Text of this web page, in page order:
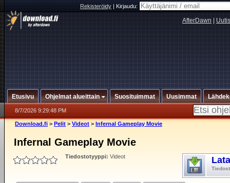
Rekisteröidy|Kirjaudu:
AfterDawn
Etusivu Ohjelmat alueittain Suosituimmat Uusimmat
8/7/2026 9:29:48 PM
Download.fi > Pelit > Videot > Infernal Gameplay Movie
Infernal Gameplay Movie
Tiedostotyyppi: Videot